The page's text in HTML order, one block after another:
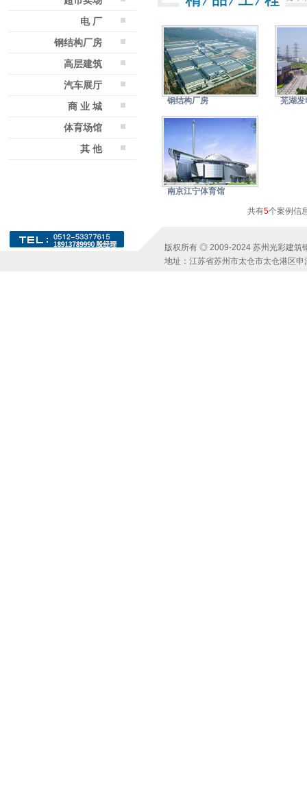
电 厂
钢结构厂房
高层建筑
汽车展厅
商 业 城
体育场馆
其 他
钢结构厂房 芜湖发
南京江宁体育馆
共有5个案例信
版权所有 ◎ 2009-2024 苏州光彩建筑
地址：江苏省苏州市太仓市太仓港